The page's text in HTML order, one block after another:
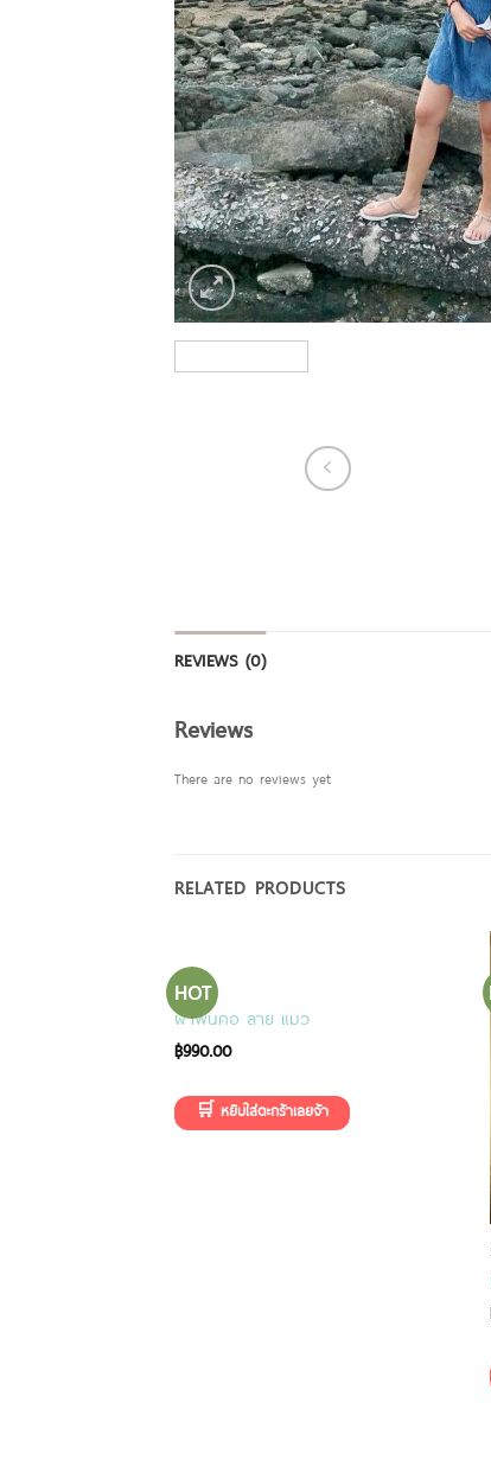
REVIEWS (0)
Reviews
There are no reviews yet
RELATED PRODUCTS
HOT
SCARF
ผ้าพันคอ ลาย แมว
฿990.00